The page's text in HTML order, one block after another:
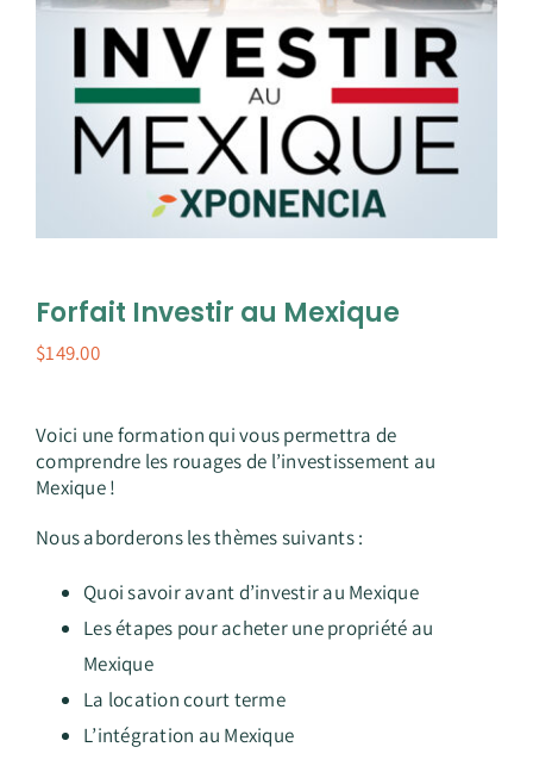
Contact
Forfait Investir au Mexique
$149.00
Voici une formation qui vous permettra de
comprendre les rouages de l’investissement au
Mexique !
Nous aborderons les thèmes suivants :
Quoi savoir avant d’investir au Mexique
Les étapes pour acheter une propriété au
Mexique
La location court terme
L’intégration au Mexique